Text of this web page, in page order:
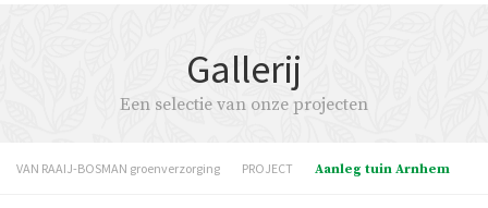
Gallerij
Een selectie van onze projecten
VAN RAAIJ-BOSMAN groenverzorging PROJECT Aanleg tuin Arnhem